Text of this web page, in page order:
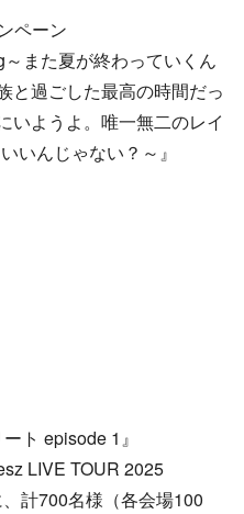
ペーン
また夏が終わっていくん
と過ごした最高の時間だっ
いようよ。唯一無二のレイ
いんじゃない？～』
ト episode 1』
LIVE TOUR 2025
計700名様（各会場100